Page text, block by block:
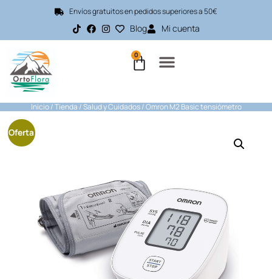
Envíos gratuitos en pedidos superiores a 50€
Blog Mi cuenta
0
Inicio/Tienda /Salud y Cuidados/ Omron M2 Basic tensiómetro
Oferta